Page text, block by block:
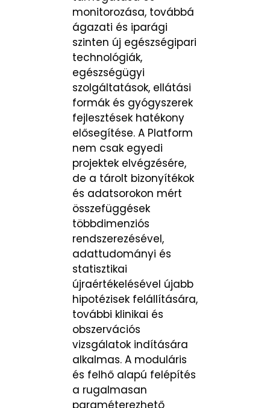
monitorozása, továbbá
ágazati és iparági
szinten új egészségipari
technológiák,
egészségügyi
szolgáltatások, ellátási
formák és gyógyszerek
fejlesztések hatékony
elősegítése. A Platform
nem csak egyedi
projektek elvégzésére,
de a tárolt bizonyítékok
és adatsorokon mért
összefüggések
többdimenziós
rendszerezésével,
adattudományi és
statisztikai
újraértékelésével újabb
hipotézisek felállítására,
további klinikai és
obszervációs
vizsgálatok indítására
alkalmas. A moduláris
és felhő alapú felépítés
a rugalmasan